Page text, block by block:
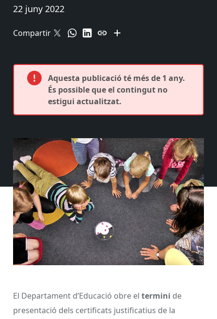
22 juny 2022
Compartir
Aquesta publicació té més de 1 any.
És possible que el contingut no
estigui actualitzat.
El Departament d’Educació obre el termini de
presentació dels certificats justificatius de la